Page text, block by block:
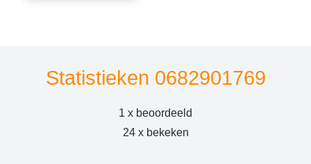
Statistieken 0682901769
1 x beoordeeld
24 x bekeken